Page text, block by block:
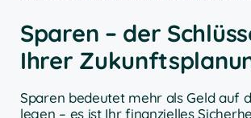
Sparen – der
Ihrer
Sparen bedeutet mehr als Geld auf
legen – es ist Ihr finanzielles